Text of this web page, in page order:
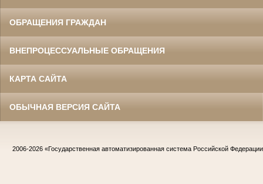
ОБРАЩЕНИЯ ГРАЖДАН
ВНЕПРОЦЕССУАЛЬНЫЕ ОБРАЩЕНИЯ
КАРТА САЙТА
ОБЫЧНАЯ ВЕРСИЯ САЙТА
2006-2026 «Государственная автоматизированная система Российской